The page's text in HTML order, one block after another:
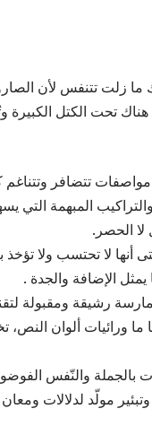
ما زلت تتنفس لأن
تحت الكتل الكبيرة
تتضافر وتتناغم
المبهمة التي
لا الحصر.
لا تحتسب ولا تؤخذ
يمثل الإضافة والجدة .
رشيقة ومقبولة
ألوان النص،
بالجملة والنّفس
مولّد لدلالات